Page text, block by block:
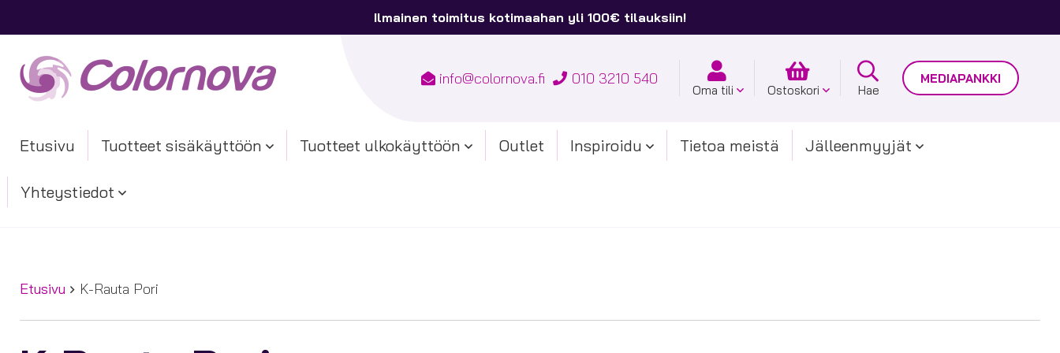
Ilmainen toimitus kotimaahan yli 100€ tilauksiin!
info@colornova.fi 010 3210 540
Oma tili Ostoskori Hae
MEDIAPANKKI
Etusivu Tuotteet sisäkäyttöön Tuotteet ulkokäyttöön Outlet Inspiroidu Tietoa meistä Jälleenmyyjät
Yhteystiedot
Etusivu K-Rauta Pori